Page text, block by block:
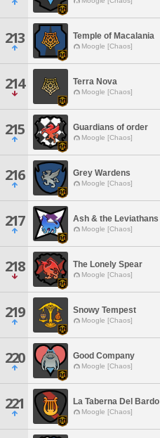
213 Temple of Macalania
Moogle [Chaos]
214 Terra Nova
Moogle [Chaos]
215 Guardians of order
Moogle [Chaos]
216 Grey Wardens
Moogle [Chaos]
217 Ash & the Leviathans
Moogle [Chaos]
218 The Lonely Spear
Moogle [Chaos]
219 Snowy Tempest
Moogle [Chaos]
220 Good Company
Moogle [Chaos]
221 La Taberna Del Bardo
Moogle [Chaos]